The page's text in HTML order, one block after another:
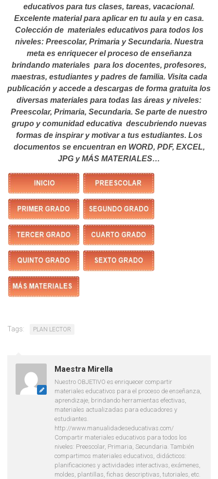
educativos para tus clases, tareas, vacacional.
Excelente material para aplicar en tu aula y en casa.
Colección de materiales educativos para todos los
niveles: Preescolar, Primaria y Secundaria. Nuestra
meta es enriquecer el proceso de enseñanza
brindando materiales para los docentes, profesores,
maestras, estudiantes y padres de familia. Visita cada
publicación y accede a descargas de forma gratuita los
diversas materiales para todas las áreas y niveles:
Preescolar, Primaria, Secundaria. Se parte de nuestro
grupo y comunidad educativa descubriendo nuevas
formas de inspirar y motivar a tus estudiantes. Los
documentos se encuentran en WORD, PDF, EXCEL,
JPG y MÁS MATERIALES…
Tags: PLAN LECTOR
Maestra Mirella
Nuestro OBJETIVO es enriquecer compartir
materiales educativos para el proceso de enseñanza,
aprendizaje, brindando herramientas efectivas,
materiales actualizadas para educadores y
estudiantes.
http://www.manualidadeseducativas.com/
Compartir materiales educativos para todos los
niveles: Preescolar, Primaria, Secundaria. También
compartimos materiales educativos, didácticos:
planificaciones y actividades interactivas, exámenes,
moldes, plantillas, fichas descriptivas, tutoriales, etc.